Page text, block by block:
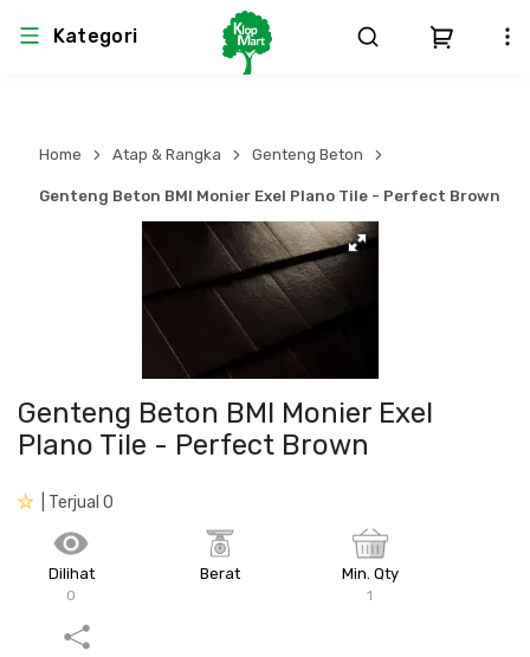
Kategori
Atap & Rangka
Lem
Pintu, Jendela & Perlengkapan
Cat dan Pelapis Dinding
Plafon & Partisi
Produk Teknikal & Kimia
Produk K3
Perlengkapan
Bekisting
Besi Beton & Wiremesh
Material Alam
Sistem Pengudaraan
Sistem Elektro
Sistem Penanggulangan Kebakaran
Sistem Pemipaan
Peralatan Elektronik
Sistem Elektrikal
Home Atap & Rangka Genteng Beton
Genteng Beton BMI Monier Exel Plano Tile - Perfect Brown
Genteng Beton BMI Monier Exel
Plano Tile - Perfect Brown
| Terjual 0
Dilihat
0
Berat Min. Qty
1